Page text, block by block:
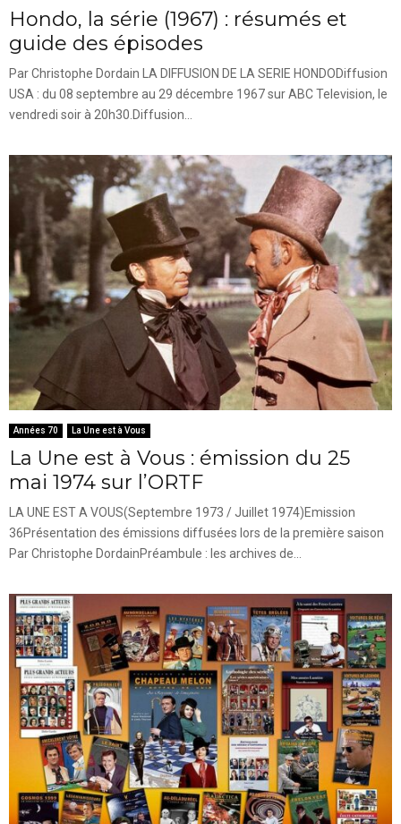
Hondo, la série (1967) : résumés et
guide des épisodes
Par Christophe Dordain LA DIFFUSION DE LA SERIE HONDODiffusion
USA : du 08 septembre au 29 décembre 1967 sur ABC Television, le
vendredi soir à 20h30.Diffusion...
Années 70 La Une est à Vous
La Une est à Vous : émission du 25
mai 1974 sur l’ORTF
LA UNE EST A VOUS(Septembre 1973 / Juillet 1974)Emission
36Présentation des émissions diffusées lors de la première saison
Par Christophe DordainPréambule : les archives de...